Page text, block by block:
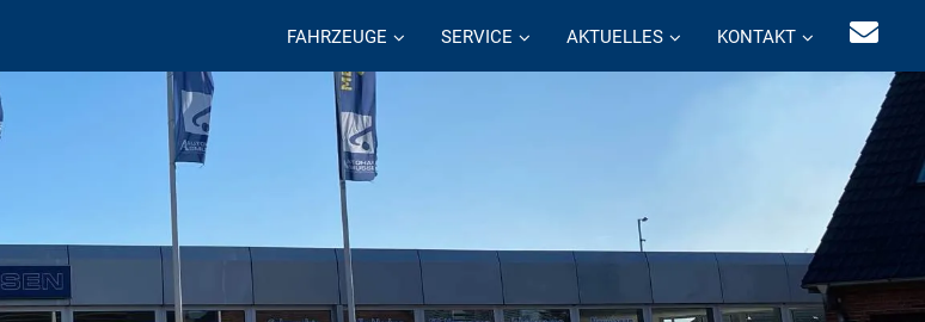
FAHRZEUGE SERVICE AKTUELLES KONTAKT